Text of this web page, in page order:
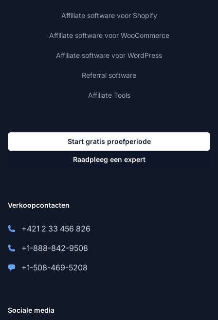
Affiliate software voor Shopify
Affiliate software voor WooCommerce
Affiliate software voor WordPress
Referral software
Affiliate Tools
Start gratis proefperiode
Raadpleeg een expert
Verkoopcontacten
+421 2 33 456 826
+1-888-842-9508
+1-508-469-5208
Sociale media